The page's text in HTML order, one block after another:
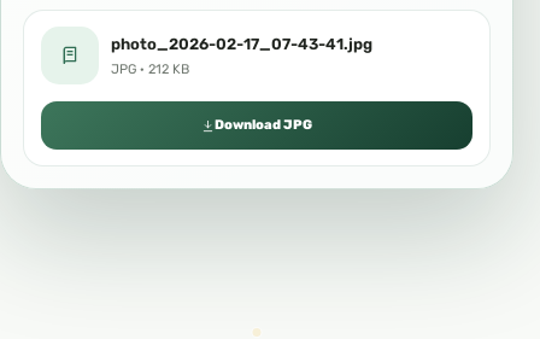
photo_2026-02-17_07-43-41.jpg
JPG · 212 KB
Download JPG